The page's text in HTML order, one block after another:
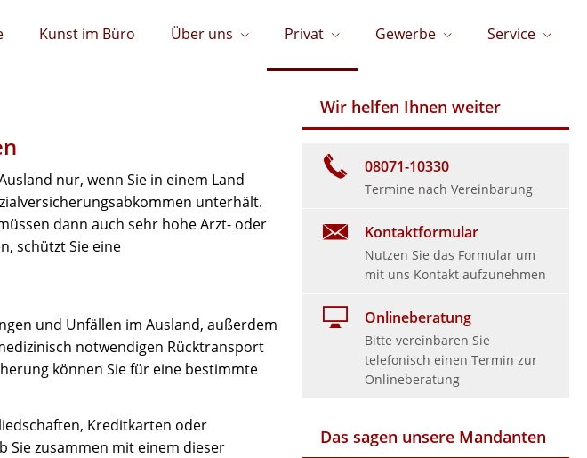
Kunst im Büro Über uns Privat Gewerbe Service
Wir helfen Ihnen weiter
08071-10330
Termine nach Vereinbarung
Kontaktformular
Nutzen Sie das Formular um
mit uns Kontakt aufzunehmen
Onlineberatung
Bitte vereinbaren Sie
telefonisch einen Termin zur
Onlineberatung
Das sagen unsere Mandanten
nur, wenn Sie in einem Land
unterhält.
dann auch sehr hohe Arzt- oder
schützt Sie eine
und Unfällen im Ausland, außerdem
notwendigen Rücktransport
können Sie für eine bestimmte
Kreditkarten oder
Sie zusammen mit einem dieser